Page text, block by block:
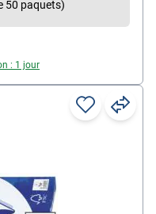
50 paquets)
: 1 jour